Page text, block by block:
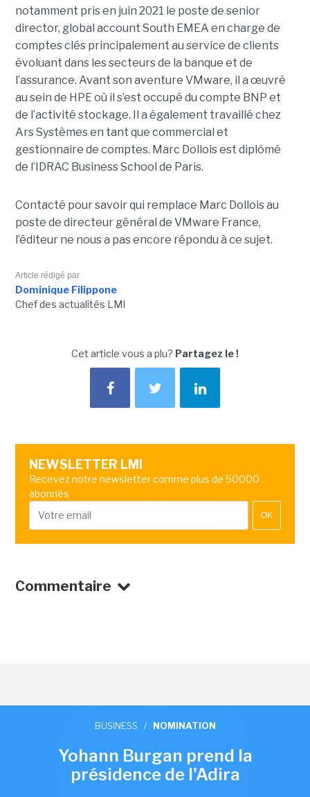
notamment pris en juin 2021 le poste de senior
director, global account South EMEA en charge de
comptes clés principalement au service de clients
évoluant dans les secteurs de la banque et de
l’assurance. Avant son aventure VMware, il a œuvré
au sein de HPE où il s’est occupé du compte BNP et
de l’activité stockage. Il a également travaillé chez
Ars Systèmes en tant que commercial et
gestionnaire de comptes. Marc Dollois est diplômé
de l’IDRAC Business School de Paris.
Contacté pour savoir qui remplace Marc Dollois au
poste de directeur général de VMware France,
l’éditeur ne nous a pas encore répondu à ce sujet.
Article rédigé par
Dominique Filippone
Chef des actualités LMI
Cet article vous a plu? Partagez le !
NEWSLETTER LMI
Recevez notre newsletter comme plus de 50000
abonnés
OK
Commentaire
BUSINESS / NOMINATION
Yohann Burgan prend la
présidence de l'Adira